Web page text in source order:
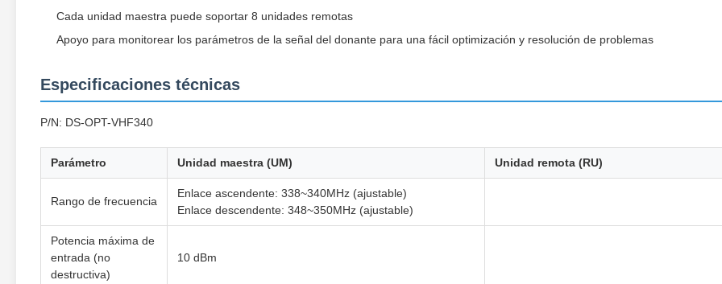
Cada unidad maestra puede soportar 8 unidades remotas
Apoyo para monitorear los parámetros de la señal del donante para una fácil optimización y resolución de problemas
Especificaciones técnicas
P/N: DS-OPT-VHF340
Parámetro Unidad maestra (UM) Unidad remota (RU)
Rango de frecuencia
Enlace ascendente: 338~340MHz (ajustable)
Enlace descendente: 348~350MHz (ajustable)
Potencia máxima de
entrada (no
destructiva)
10 dBm